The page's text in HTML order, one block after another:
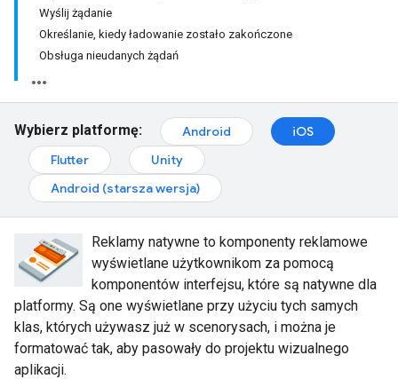
Wyślij żądanie
Określanie, kiedy ładowanie zostało zakończone
Obsługa nieudanych żądań
Wybierz platformę: Android
iOS
Flutter
Unity
Android (starsza wersja)
Reklamy natywne to komponenty reklamowe
wyświetlane użytkownikom za pomocą
komponentów interfejsu, które są natywne dla
platformy. Są one wyświetlane przy użyciu tych samych
klas, których używasz już w scenorysach, i można je
formatować tak, aby pasowały do projektu wizualnego
aplikacji.